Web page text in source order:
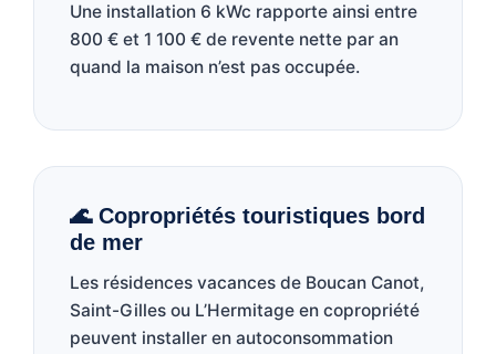
Une installation 6 kWc rapporte ainsi entre
800 € et 1 100 € de revente nette par an
quand la maison n’est pas occupée.
🌊 Copropriétés touristiques bord
de mer
Les résidences vacances de Boucan Canot,
Saint-Gilles ou L’Hermitage en copropriété
peuvent installer en autoconsommation